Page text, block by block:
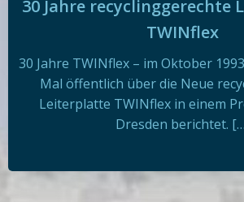
30 Jahre recyclinggerechte
TWINflex
30 Jahre TWINflex – im Oktober
Mal öffentlich über die Neue
Leiterplatte TWINflex in einem
Dresden berichtet.